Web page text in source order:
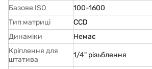
Базове ISO
100-1600
Тип матриці
CCD
Динаміки
Немає
Кріплення для
штатива
1/4" різьблення